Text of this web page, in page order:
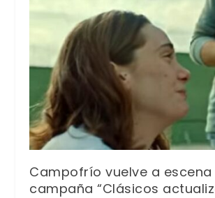
Campofrío vuelve a
campaña “Clásicos